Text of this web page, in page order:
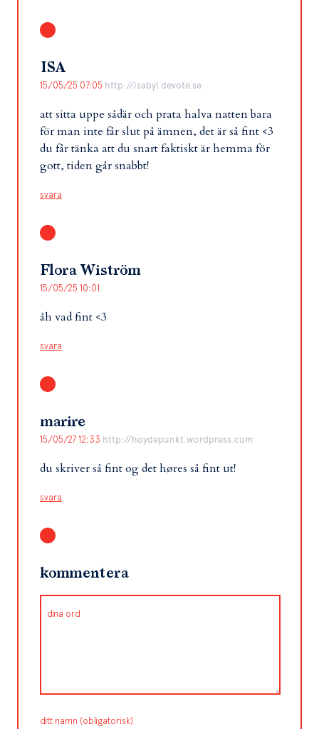
ISA
15/05/25 07:05 http://isabyl.devote.se
att sitta uppe sådär och prata halva natten bara
för man inte får slut på ämnen, det är så fint <3
du får tänka att du snart faktiskt är hemma för
gott, tiden går snabbt!
svara
Flora Wiström
15/05/25 10:01
åh vad fint <3
svara
marire
15/05/27 12:33 http://hoydepunkt.wordpress.com
du skriver så fint og det høres så fint ut!
svara
kommentera